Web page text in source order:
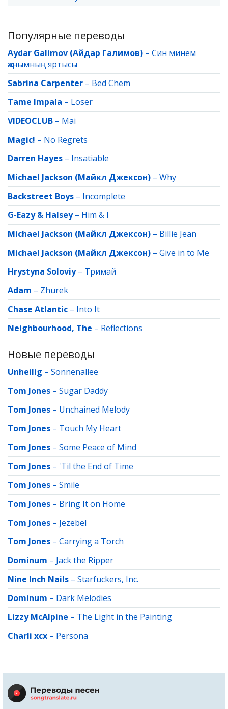
Популярные переводы
Aydar Galimov (Айдар Галимов) – Син минем
җанымның яртысы
Sabrina Carpenter – Bed Chem
Tame Impala – Loser
VIDEOCLUB – Mai
Magic! – No Regrets
Darren Hayes – Insatiable
Michael Jackson (Майкл Джексон) – Why
Backstreet Boys – Incomplete
G-Eazy & Halsey– Him & I
Michael Jackson (Майкл Джексон) – Billie Jean
Michael Jackson (Майкл Джексон) – Give in to Me
Hrystyna Soloviy– Тримай
Adam – Zhurek
Chase Atlantic – Into It
Neighbourhood, The – Reflections
Новые переводы
Unheilig – Sonnenallee
Tom Jones – Sugar Daddy
Tom Jones – Unchained Melody
Tom Jones – Touch My Heart
Tom Jones – Some Peace of Mind
Tom Jones – 'Til the End of Time
Tom Jones – Smile
Tom Jones – Bring It on Home
Tom Jones – Jezebel
Tom Jones – Carrying a Torch
Dominum – Jack the Ripper
Nine Inch Nails – Starfuckers, Inc.
Dominum – Dark Melodies
Lizzy McAlpine – The Light in the Painting
Charli xcx – Persona